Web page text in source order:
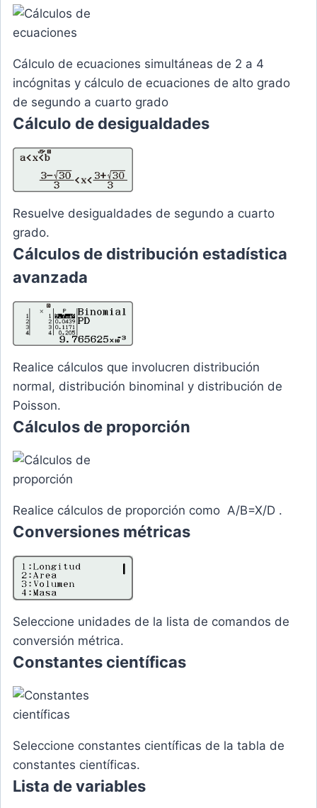
Cálculo de ecuaciones simultáneas de 2 a 4
incógnitas y cálculo de ecuaciones de alto grado
de segundo a cuarto grado
Cálculo de desigualdades
Resuelve desigualdades de segundo a cuarto
grado.
Cálculos de distribución estadística
avanzada
Realice cálculos que involucren distribución
normal, distribución binominal y distribución de
Poisson.
Cálculos de proporción
Realice cálculos de proporción como A/B=X/D .
Conversiones métricas
Seleccione unidades de la lista de comandos de
conversión métrica.
Constantes científicas
Seleccione constantes científicas de la tabla de
constantes científicas.
Lista de variables